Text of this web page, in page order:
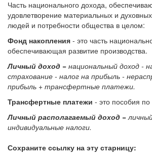
Часть национального дохода,
удовлетворение материальных и
людей и потребности общества в целом:
Фонд накопления - это часть
обеспечивающая развитие производства.
Личный доход = национальный доход -
страхование - налог на прибыль -
прибыль + трансфертные платежи.
Трансфертные платежи - это пособия
Личный располагаемый доход =
индивидуальные налоги.
Сохраните ссылку на эту старницу: